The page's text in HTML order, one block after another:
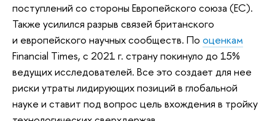
поступлений со стороны Европейского союза (ЕС).
Также усилился разрыв связей британского
и европейского научных сообществ. По оценкам
Financial Times, с 2021 г. страну покинуло до 15%
ведущих исследователей. Все это создает для нее
риски утраты лидирующих позиций в глобальной
науке и ставит под вопрос цель вхождения в тройку